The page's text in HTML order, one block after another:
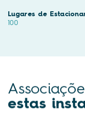
Lugares de
100
estas